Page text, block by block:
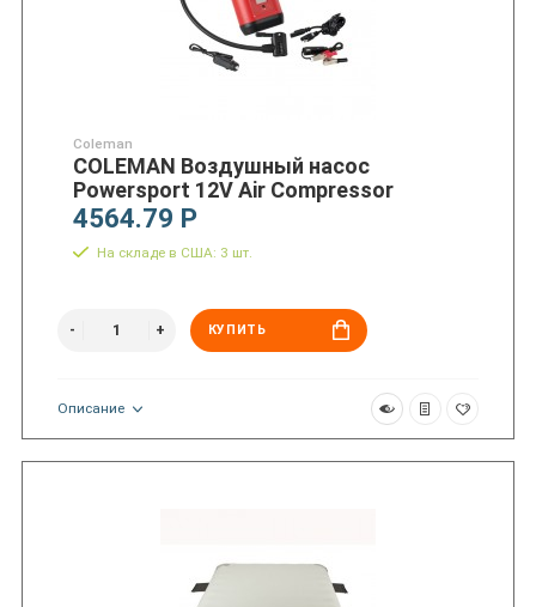
Coleman
COLEMAN Воздушный насос
Powersport 12V Air Compressor
4564.79 Р
На складе в США: 3 шт.
КУПИТЬ
Описание